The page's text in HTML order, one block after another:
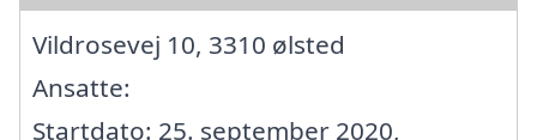
Vildrosevej 10, 3310 ølsted
Ansatte:
Startdato: 25. september 2020,